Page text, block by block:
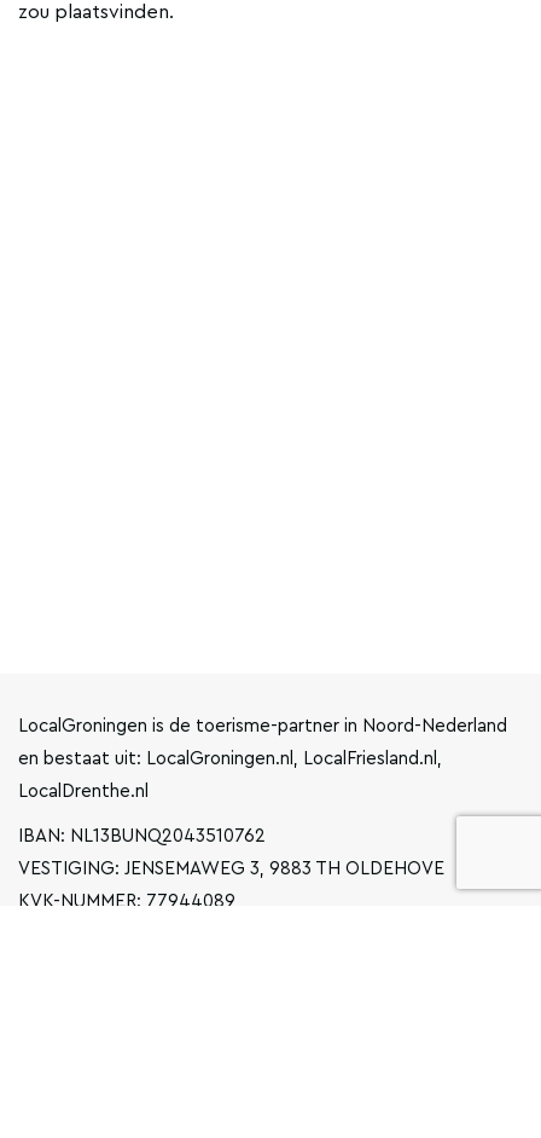
zou plaatsvinden.
LocalGroningen is de toerisme-partner in Noord-Nederland
en bestaat uit: LocalGroningen.nl, LocalFriesland.nl,
LocalDrenthe.nl
IBAN: NL13BUNQ2043510762
VESTIGING: JENSEMAWEG 3, 9883 TH OLDEHOVE
KVK-NUMMER: 77944089